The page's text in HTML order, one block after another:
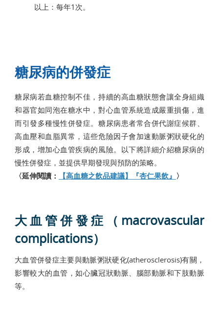
以上：每年1次。
糖尿病的併發症
糖尿病若血糖控制不佳，持續的高血糖狀態會讓全身組織
和器官如同泡在糖水中，對心血管系統造成嚴重損傷，進
而引發多種慢性併發症。糖尿病患者常合併代謝症候群、
高血壓和血脂異常，這些危險因子會加速動脈粥狀硬化的
形成，增加心血管疾病的風險。以下將詳細介紹糖尿病的
慢性併發症，並提供早期發現與預防的策略。
〈延伸閱讀：
【高血糖之飲品建議】『杏仁果飲』 〉
大血管併發症（macrovascular
complications）
大血管併發症主要與動脈粥狀硬化(atherosclerosis)有關，
影響較大的血管，如心臟冠狀動脈、腦部動脈和下肢動脈
等。